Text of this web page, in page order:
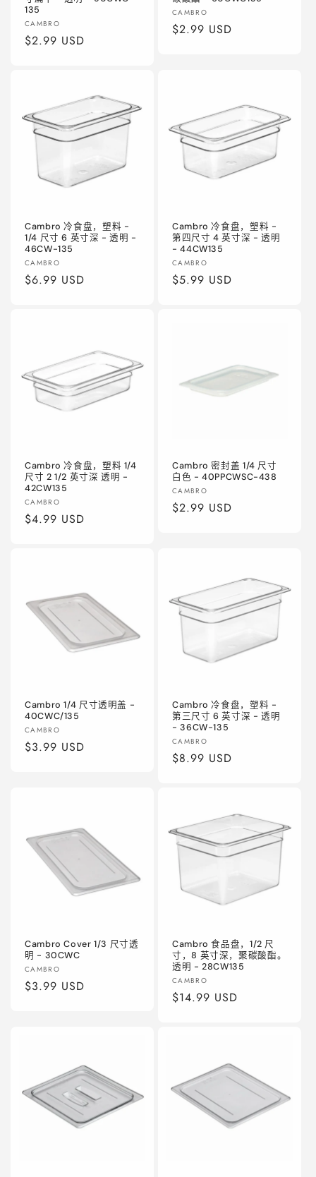
135
厂
商：
CAMBRO
常
$2.99 USD
厂
商：
CAMBRO
常
$2.99 USD
Cambro 冷食盘，塑料 -
1/4 尺寸 6 英寸深 - 透明 -
46CW-135
厂
商：
CAMBRO
常
$6.99 USD
Cambro 冷食盘，塑料 -
第四尺寸 4 英寸深 - 透明
- 44CW135
厂
商：
CAMBRO
常
$5.99 USD
Cambro 冷食盘，塑料 1/4
尺寸 2 1/2 英寸深 透明 -
42CW135
厂
商：
CAMBRO
常
$4.99 USD
Cambro 密封盖 1/4 尺寸
白色 - 40PPCWSC-438
厂
商：
CAMBRO
常
$2.99 USD
Cambro 1/4 尺寸透明盖 -
40CWC/135
厂
商：
CAMBRO
常
$3.99 USD
Cambro 冷食盘，塑料 -
第三尺寸 6 英寸深 - 透明
- 36CW-135
厂
商：
CAMBRO
常
$8.99 USD
Cambro Cover 1/3 尺寸透
明 - 30CWC
厂
商：
CAMBRO
常
$3.99 USD
Cambro 食品盘，1/2 尺
寸，8 英寸深，聚碳酸酯。
透明 - 28CW135
厂
商：
CAMBRO
常
$14.99 USD